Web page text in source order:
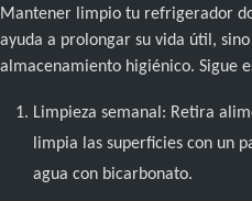
Mantener limpio tu refrigerador
ayuda a prolongar su vida útil,
almacenamiento higiénico. Sigue
Limpieza semanal: Retira
limpia las superficies con un
agua con bicarbonato.